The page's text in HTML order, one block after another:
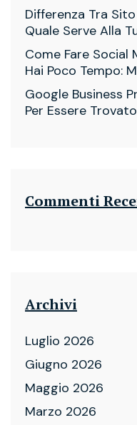
Differenza Tra
Quale Serve Alla
Come Fare Social
Hai Poco Tempo:
Google Business
Per Essere
Commenti
Archivi
Luglio 2026
Giugno 2026
Maggio 2026
Marzo 2026